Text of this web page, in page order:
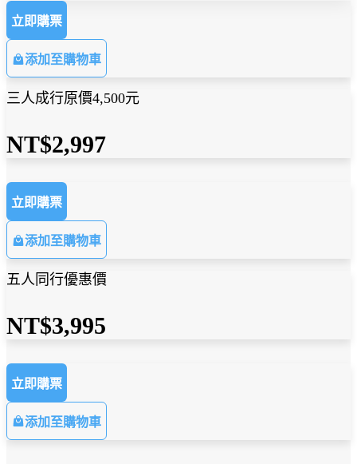
立即購票
添加至購物車
三人成行原價4,500元
NT$2,997
立即購票
添加至購物車
五人同行優惠價
NT$3,995
立即購票
添加至購物車